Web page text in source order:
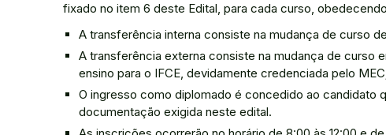
fixado no item 6 deste Edital, para cada curso,
A transferência interna consiste na mudança de curso
A transferência externa consiste na mudança de curso
ensino para o IFCE, devidamente credenciada pelo
O ingresso como diplomado é concedido ao candidato
documentação exigida neste edital.